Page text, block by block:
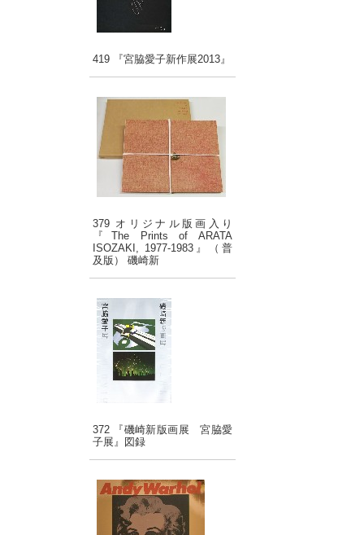
419 『宮脇愛子新作展2013』
379 オリジナル版画入り
『The Prints of ARATA
ISOZAKI, 1977-1983』（普
及版） 磯崎新
372 『磯崎新版画展 宮脇愛
子展』図録